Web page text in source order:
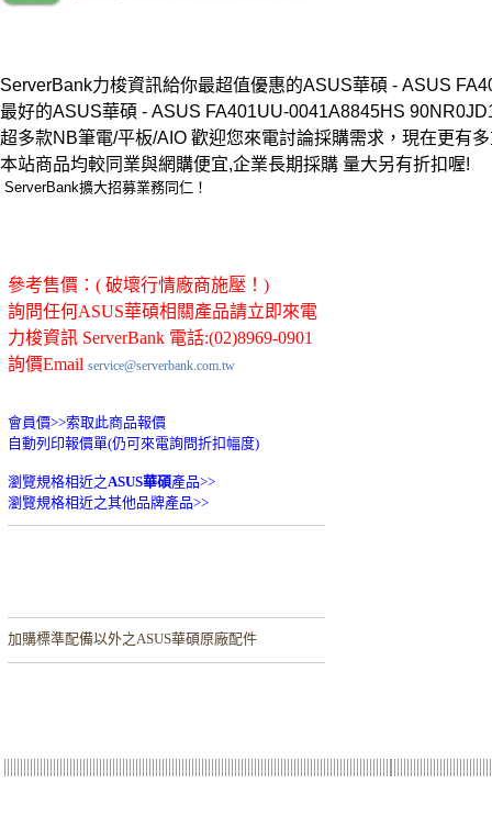
ServerBank力梭資訊給你最超值優惠的ASUS華碩 - ASUS
最好的ASUS華碩 - ASUS FA401UU-0041A8845HS
超多款NB筆電/平板/AIO 歡迎您來電討論採購需求，現在更有
本站商品均較同業與網購便宜,企業長期採購 量大另有折扣喔!
ServerBank擴大招募業務同仁！
參考售價：( 破壞行情廠商施壓！)
詢問任何ASUS華碩相關產品請立即來電
力梭資訊 ServerBank 電話:(02)8969-0901
詢價Email service@serverbank.com.tw
會員價>>索取此商品報價
自動列印報價單(仍可來電詢問折扣幅度)
瀏覽規格相近之ASUS華碩產品>>
瀏覽規格相近之其他品牌產品>>
加購標準配備以外之ASUS華碩原廠配件